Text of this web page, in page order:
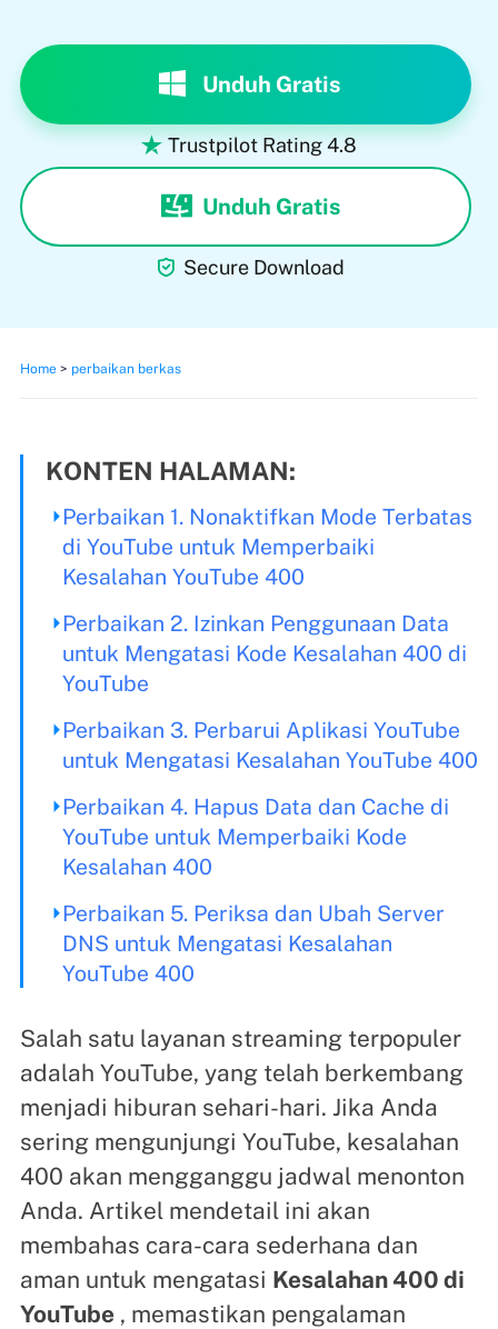
Unduh Gratis
 Trustpilot Rating 4.8
Unduh Gratis
 Secure Download
Home> perbaikan berkas
KONTEN HALAMAN:
Perbaikan 1. Nonaktifkan Mode Terbatas
di YouTube untuk Memperbaiki
Kesalahan YouTube 400
Perbaikan 2. Izinkan Penggunaan Data
untuk Mengatasi Kode Kesalahan 400 di
YouTube
Perbaikan 3. Perbarui Aplikasi YouTube
untuk Mengatasi Kesalahan YouTube 400
Perbaikan 4. Hapus Data dan Cache di
YouTube untuk Memperbaiki Kode
Kesalahan 400
Perbaikan 5. Periksa dan Ubah Server
DNS untuk Mengatasi Kesalahan
YouTube 400
Salah satu layanan streaming terpopuler
adalah YouTube, yang telah berkembang
menjadi hiburan sehari-hari. Jika Anda
sering mengunjungi YouTube, kesalahan
400 akan mengganggu jadwal menonton
Anda. Artikel mendetail ini akan
membahas cara-cara sederhana dan
aman untuk mengatasi Kesalahan 400 di
YouTube , memastikan pengalaman